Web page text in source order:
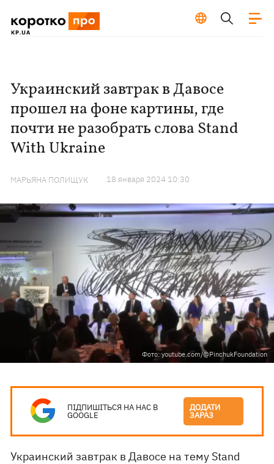
Украинский завтрак в Давосе
прошел на фоне картины, где
почти не разобрать слова Stand
With Ukraine
МАРЬЯНА ПОЛИЩУК 18 января 2024 10:30
Фото: youtube.com/@PinchukFoundation
ПІДПИШІТЬСЯ НА НАС В
GOOGLE
ДОДАТИ
ЗАРАЗ
Украинский завтрак в Давосе на тему Stand